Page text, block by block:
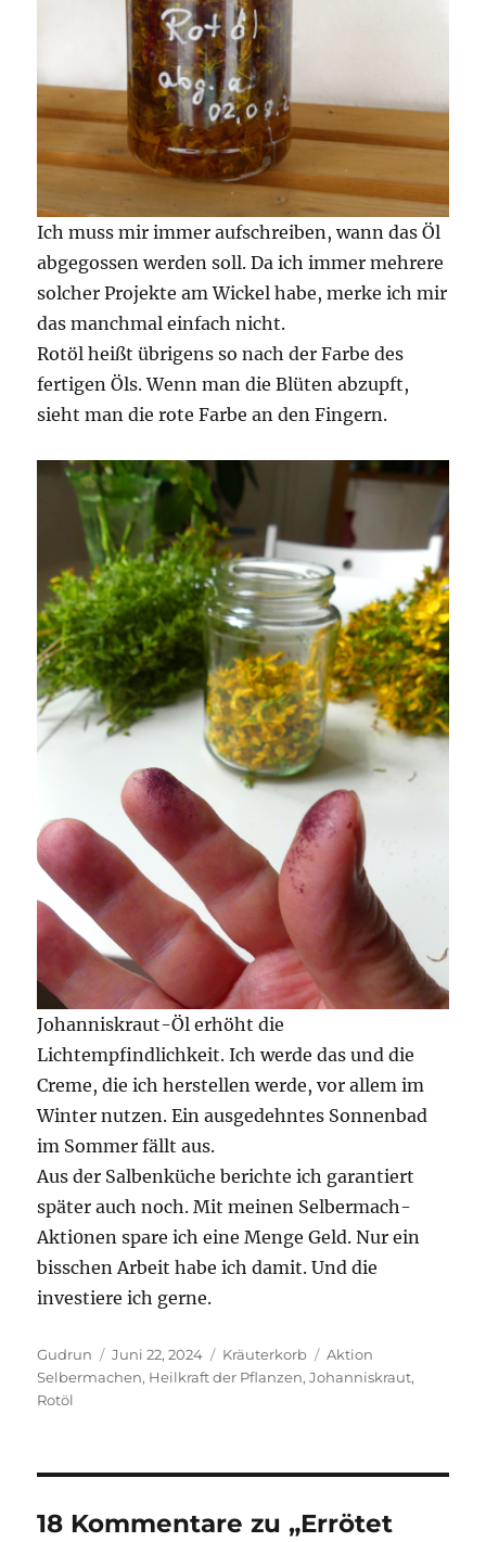
Ich muss mir immer aufschreiben, wann das Öl
abgegossen werden soll. Da ich immer mehrere
solcher Projekte am Wickel habe, merke ich mir
das manchmal einfach nicht.
Rotöl heißt übrigens so nach der Farbe des
fertigen Öls. Wenn man die Blüten abzupft,
sieht man die rote Farbe an den Fingern.
Johanniskraut-Öl erhöht die
Lichtempfindlichkeit. Ich werde das und die
Creme, die ich herstellen werde, vor allem im
Winter nutzen. Ein ausgedehntes Sonnenbad
im Sommer fällt aus.
Aus der Salbenküche berichte ich garantiert
später auch noch. Mit meinen Selbermach-
Akti0nen spare ich eine Menge Geld. Nur ein
bisschen Arbeit habe ich damit. Und die
investiere ich gerne.
Autor
Gudrun
Veröffentlicht
am
Juni 22, 2024 Kategorien
Kräuterkorb Schlagwörter
Aktion
Selbermachen, Heilkraft der Pflanzen,Johanniskraut,
Rotöl
18 Kommentare zu „Errötet